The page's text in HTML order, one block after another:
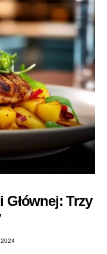
Głównej: Trzy